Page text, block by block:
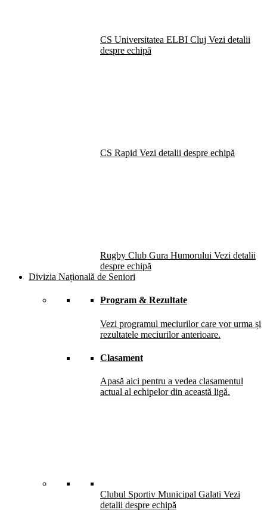
CS Universitatea ELBI Cluj Vezi detalii
despre echipă
CS Rapid Vezi detalii despre echipă
Rugby Club Gura Humorului Vezi detalii
despre echipă
Divizia Națională de Seniori
Program & Rezultate
Vezi programul meciurilor care vor urma și
rezultatele meciurilor anterioare.
Clasament
Apasă aici pentru a vedea clasamentul
actual al echipelor din această ligă.
Clubul Sportiv Municipal Galati Vezi
detalii despre echipă